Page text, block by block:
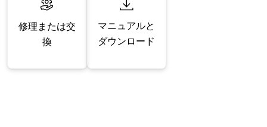
修理または交
換
マニュアルと
ダウンロード